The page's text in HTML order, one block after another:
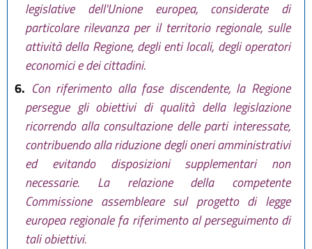
legislative dell'Unione europea, considerate di
particolare rilevanza per il territorio regionale, sulle
attività della Regione, degli enti locali, degli operatori
economici e dei cittadini.
6. Con riferimento alla fase discendente, la Regione
persegue gli obiettivi di qualità della legislazione
ricorrendo alla consultazione delle parti interessate,
contribuendo alla riduzione degli oneri amministrativi
ed evitando disposizioni supplementari non
necessarie. La relazione della competente
Commissione assembleare sul progetto di legge
europea regionale fa riferimento al perseguimento di
tali obiettivi.